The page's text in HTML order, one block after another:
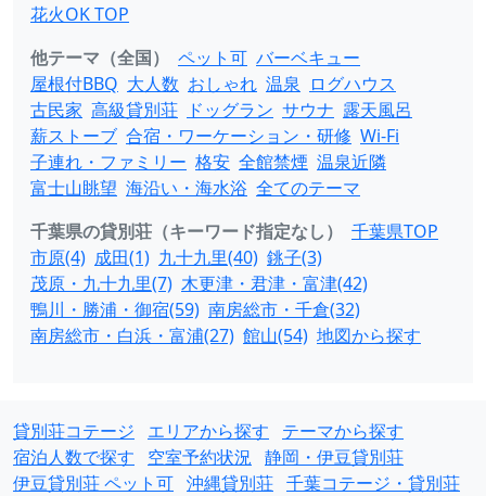
花火OK TOP
他テーマ（全国）
ペット可 バーベキュー
屋根付BBQ 大人数 おしゃれ 温泉 ログハウス
古民家 高級貸別荘 ドッグラン サウナ 露天風呂
薪ストーブ 合宿・ワーケーション・研修 Wi-Fi
子連れ・ファミリー 格安 全館禁煙 温泉近隣
富士山眺望 海沿い・海水浴 全てのテーマ
千葉県の貸別荘（キーワード指定なし）
千葉県TOP
市原(4) 成田(1) 九十九里(40) 銚子(3)
茂原・九十九里(7) 木更津・君津・富津(42)
鴨川・勝浦・御宿(59) 南房総市・千倉(32)
南房総市・白浜・富浦(27) 館山(54) 地図から探す
貸別荘コテージ エリアから探す
テーマから探す
宿泊人数で探す
空室予約状況 静岡・伊豆貸別荘
伊豆貸別荘 ペット可 沖縄貸別荘 千葉コテージ・貸別荘